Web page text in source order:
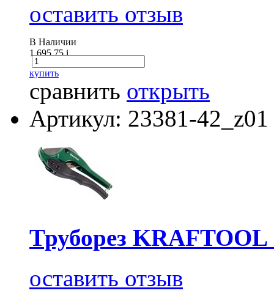
оставить отзыв
В Наличии
1 695.75i
купить
сравнить открыть
Артикул: 23381-42_z01
Труборез
оставить отзыв